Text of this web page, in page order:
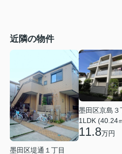
近隣の物件
墨田区堤通１丁目
墨田区京島３
1LDK (40.24
11.8万円